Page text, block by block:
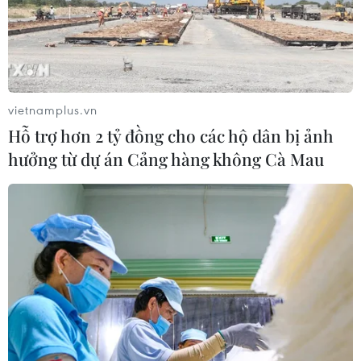
CƠ QUAN CHỦ QUẢN: THÔNG TẤN XÃ VIỆT NAM
Tổng Biên tập: TRẦN TIẾN DUẨN
Phó Tổng Biên tập: NGUYỄN THỊ TÁM, KHÚC THANH
THỦY
Quy định sử dụng
RSS
Hỗ trợ
Ngôn ngữ
TTXVN
Dịch vụ tin
Quảng cáo
Liên hệ
vietnamplus.vn
Hỗ trợ hơn 2 tỷ đồng cho các hộ dân bị ảnh
hưởng từ dự án Cảng hàng không Cà Mau